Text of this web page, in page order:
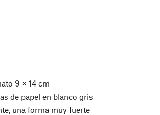
9 × 14 cm
de papel en blanco gris
una forma muy fuerte